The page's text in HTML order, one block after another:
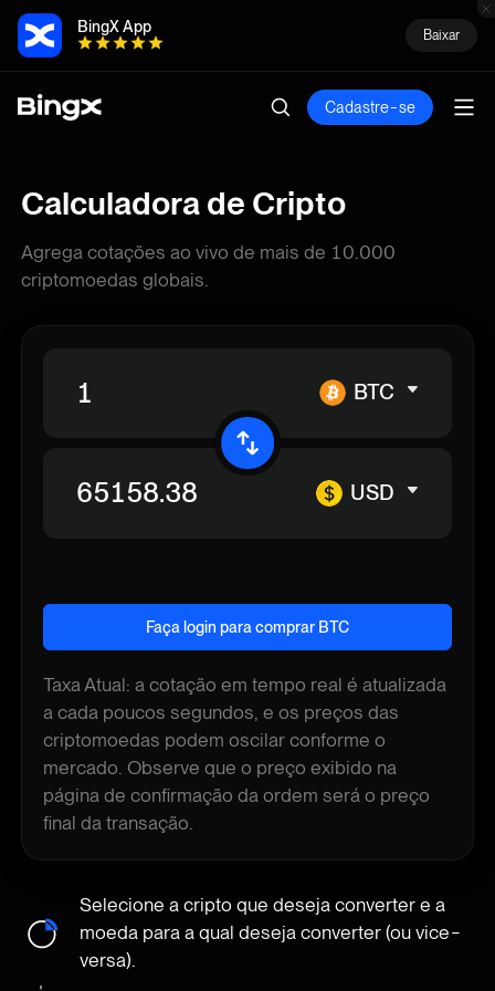
BingX App Baixar
Cadastre-se
Calculadora de Cripto
Agrega cotações ao vivo de mais de 10.000
criptomoedas globais.
Selecione a cripto que deseja converter e a
moeda para a qual deseja converter (ou vice-
versa).
BTC
USD
Faça login para comprar BTC
Taxa Atual: a cotação em tempo real é atualizada
a cada poucos segundos, e os preços das
criptomoedas podem oscilar conforme o
mercado. Observe que o preço exibido na
página de confirmação da ordem será o preço
final da transação.